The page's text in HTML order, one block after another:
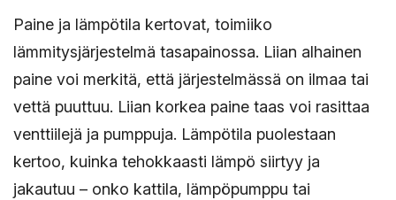
Paine ja lämpötila kertovat, toimiiko
lämmitysjärjestelmä tasapainossa. Liian alhainen
paine voi merkitä, että järjestelmässä on ilmaa tai
vettä puuttuu. Liian korkea paine taas voi rasittaa
venttiilejä ja pumppuja. Lämpötila puolestaan
kertoo, kuinka tehokkaasti lämpö siirtyy ja
jakautuu – onko kattila, lämpöpumppu tai